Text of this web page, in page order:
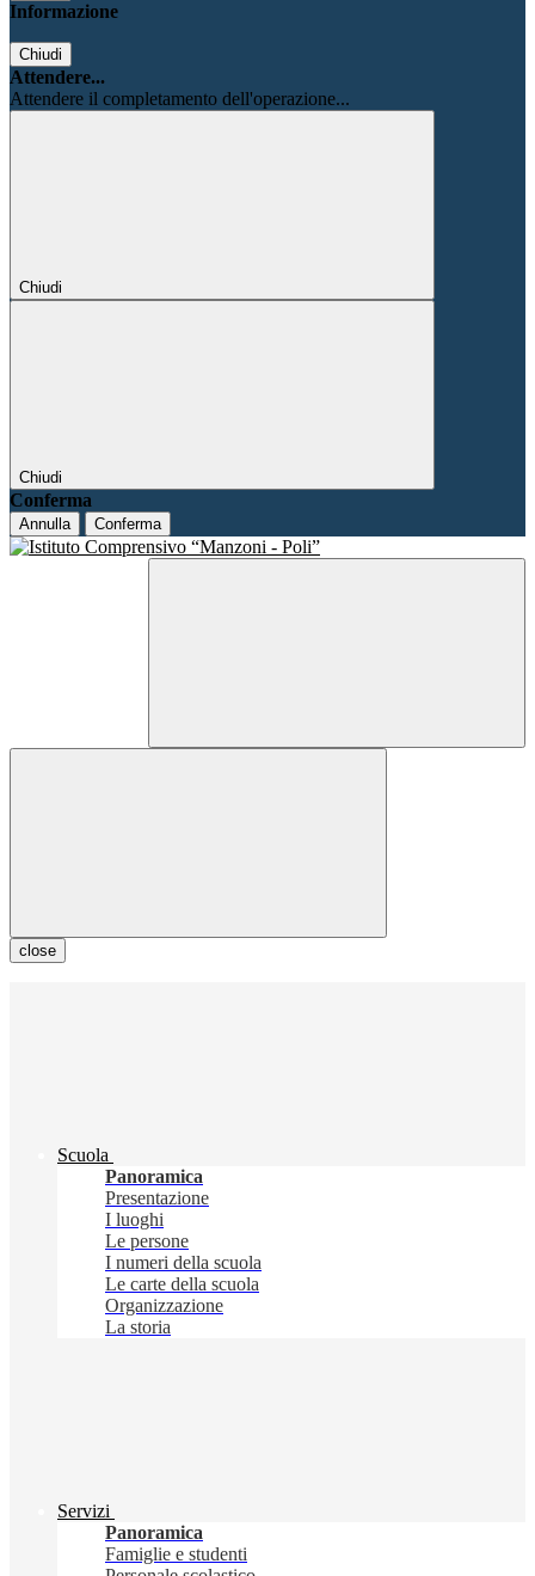
Informazione
Chiudi
Attendere...
Attendere il completamento dell'operazione...
Chiudi
Chiudi
Conferma
Annulla Conferma
close
Scuola
Panoramica
Presentazione
I luoghi
Le persone
I numeri della scuola
Le carte della scuola
Organizzazione
La storia
Servizi
Panoramica
Famiglie e studenti